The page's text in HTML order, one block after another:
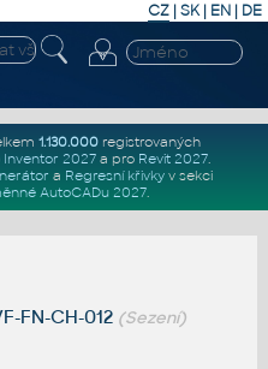
CZ | SK| EN | DE
1.130.000registrovaných
Inventor 2027a pro Revit 2027.
a Regresní křivkyv sekci
AutoCADu 2027.
FN-CH-012 (Sezení)